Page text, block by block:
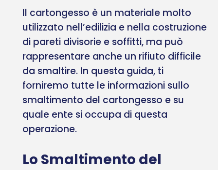
Il cartongesso è un materiale molto
utilizzato nell’edilizia e nella costruzione
di pareti divisorie e soffitti, ma può
rappresentare anche un rifiuto difficile
da smaltire. In questa guida, ti
forniremo tutte le informazioni sullo
smaltimento del cartongesso e su
quale ente si occupa di questa
operazione.
Lo Smaltimento del